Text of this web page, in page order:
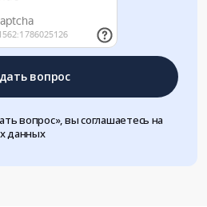
вопрос
вопрос», вы соглашаетесь на
данных